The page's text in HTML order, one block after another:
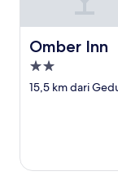
Omber Inn
Omber Inn
Properti
bintang
15,5 km dari